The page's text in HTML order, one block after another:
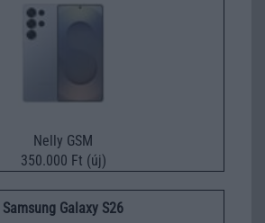
Nelly GSM
350.000 Ft (új)
Samsung Galaxy S26